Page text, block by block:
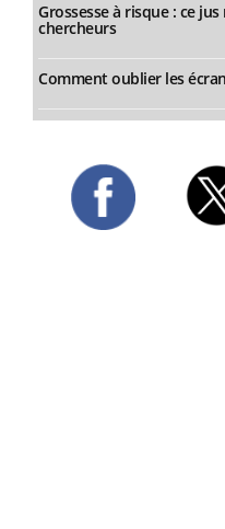
Grossesse à risque : ce
chercheurs
Comment oublier les